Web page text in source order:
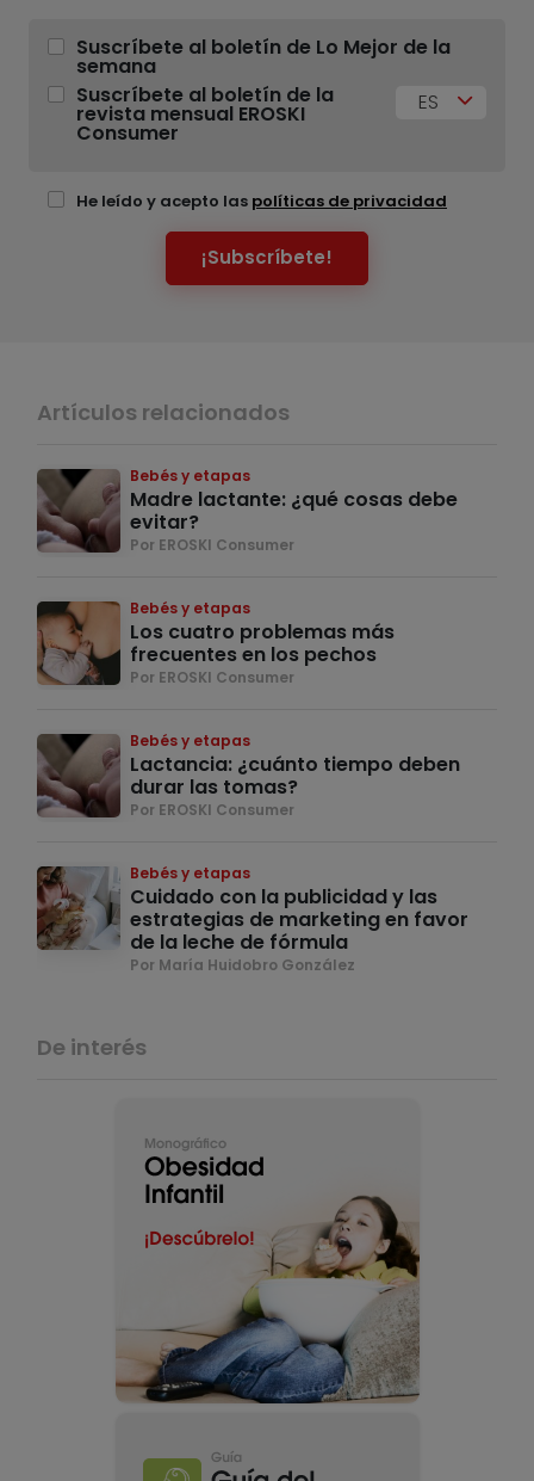
Suscríbete al boletín de Lo Mejor de la
semana
Suscríbete al boletín de la
revista mensual EROSKI
Consumer
ES
He leído y acepto las políticas de privacidad
¡Subscríbete!
Artículos relacionados
Bebés y etapas
Madre lactante: ¿qué cosas debe
evitar?
Por EROSKI Consumer
Bebés y etapas
Los cuatro problemas más
frecuentes en los pechos
Por EROSKI Consumer
Bebés y etapas
Lactancia: ¿cuánto tiempo deben
durar las tomas?
Por EROSKI Consumer
Bebés y etapas
Cuidado con la publicidad y las
estrategias de marketing en favor
de la leche de fórmula
Por María Huidobro González
De interés